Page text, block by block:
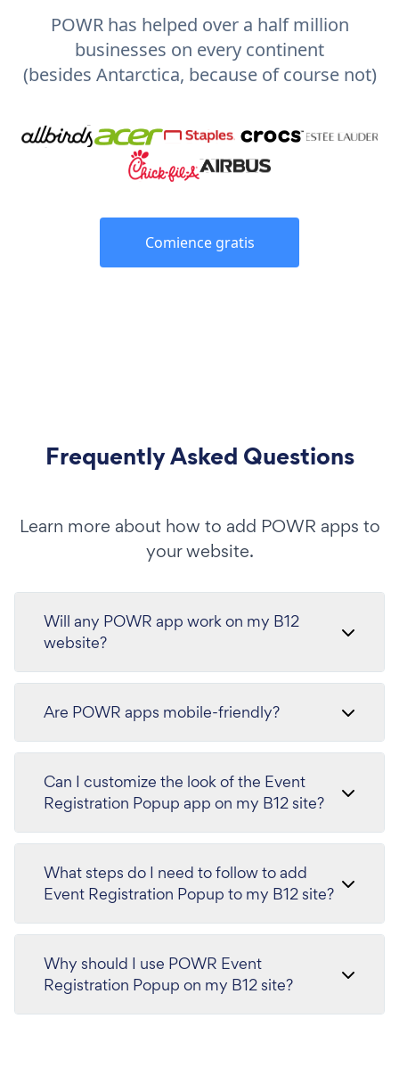
POWR has helped over a half million
businesses on every continent
(besides Antarctica, because of course not)
Comience gratis
Frequently Asked Questions
Learn more about how to add POWR apps to
your website.
Will any POWR app work on my B12
website?
Are POWR apps mobile-friendly?
Can I customize the look of the Event
Registration Popup app on my B12 site?
What steps do I need to follow to add
Event Registration Popup to my B12 site?
Why should I use POWR Event
Registration Popup on my B12 site?